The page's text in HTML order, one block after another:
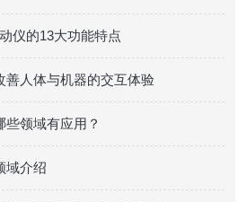
仪的13大功能特点
善人体与机器的交互体验
领域有应用？
域介绍